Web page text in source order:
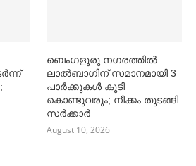
ബെംഗളൂരു നഗരത്തില്‍
ലാല്‍ബാഗിന് സമാനമായി 3
പാര്‍ക്കുകള്‍ കൂടി
കൊണ്ടുവരും; നീക്കം തുടങ്ങി
സര്‍ക്കാര്‍
August 10, 2026